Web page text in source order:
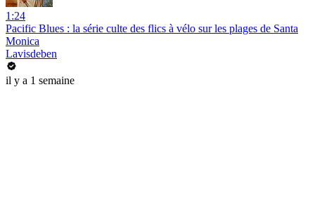
1:24
Pacific Blues : la série culte des flics à vélo sur les plages de Santa
Monica
Lavisdeben
il y a 1 semaine